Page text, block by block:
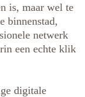
is, maar wel te
binnenstad,
netwerk
een echte klik
digitale